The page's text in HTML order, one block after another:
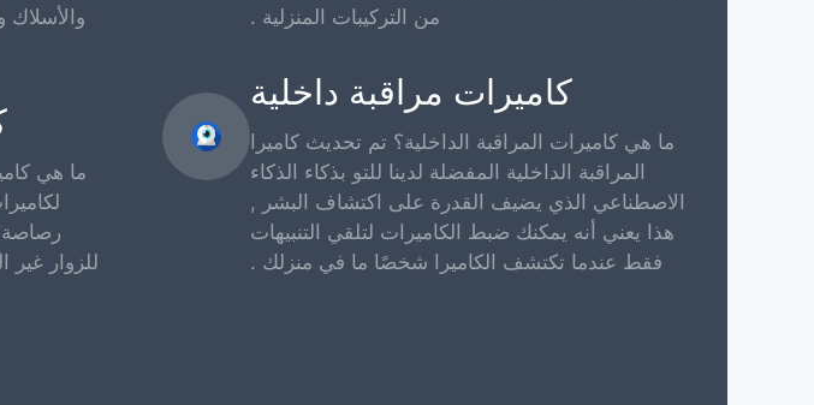
من التركيبات المنزلية .
كاميرات مراقبة داخلية
ما هي كاميرات المراقبة الداخلية؟ تم تحديث كاميرا
المراقبة الداخلية المفضلة لدينا للتو بذكاء الذكاء
الاصطناعي الذي يضيف القدرة على اكتشاف البشر ,
هذا يعني أنه يمكنك ضبط الكاميرات لتلقي التنبيهات
فقط عندما تكتشف الكاميرا شخصًا ما في منزلك .
والأسلاك
ما هي